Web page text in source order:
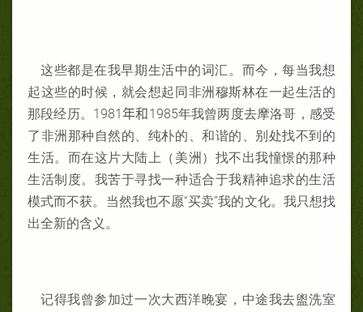
这些都是在我早期生活中的词汇。而今，每当我想
起这些的时候，就会想起同非洲穆斯林在一起生活的
那段经历。1981年和1985年我曾两度去摩洛哥，感受
了非洲那种自然的、纯朴的、和谐的、别处找不到的
生活。而在这片大陆上（美洲）找不出我憧憬的那种
生活制度。我苦于寻找一种适合于我精神追求的生活
模式而不获。当然我也不愿“买卖”我的文化。我只想找
出全新的含义。
记得我曾参加过一次大西洋晚宴，中途我去盥洗室